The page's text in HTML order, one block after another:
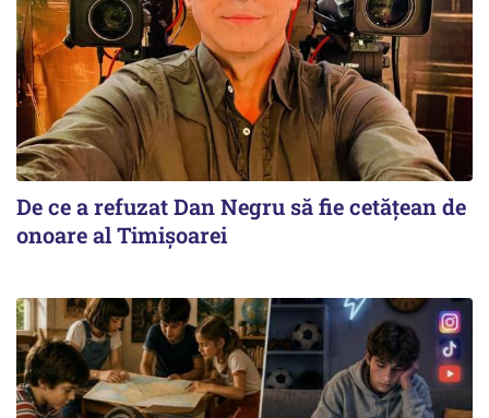
De ce a refuzat Dan Negru să fie cetățean de
onoare al Timișoarei